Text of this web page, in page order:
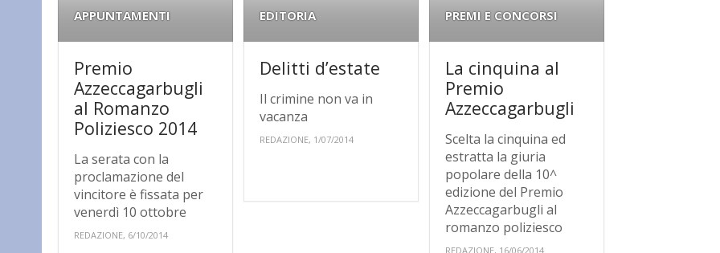
APPUNTAMENTI
Premio
Azzeccagarbugli
al Romanzo
Poliziesco 2014
La serata con la
proclamazione del
vincitore è fissata per
venerdì 10 ottobre
REDAZIONE, 6/10/2014
EDITORIA
Delitti d’estate
Il crimine non va in
vacanza
REDAZIONE, 1/07/2014
PREMI E CONCORSI
La cinquina al
Premio
Azzeccagarbugli
Scelta la cinquina ed
estratta la giuria
popolare della 10^
edizione del Premio
Azzeccagarbugli al
romanzo poliziesco
REDAZIONE, 16/06/2014